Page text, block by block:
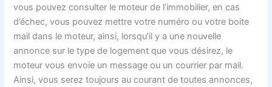
vous pouvez consulter le moteur de l’immobilier, en cas
d’échec, vous pouvez mettre votre numéro ou votre boite
mail dans le moteur, ainsi, lorsqu’il y a une nouvelle
annonce sur le type de logement que vous désirez, le
moteur vous envoie un message ou un courrier par mail.
Ainsi, vous serez toujours au courant de toutes annonces,